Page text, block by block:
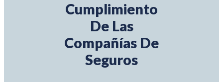
Cumplimiento
De Las
Compañías De
Seguros